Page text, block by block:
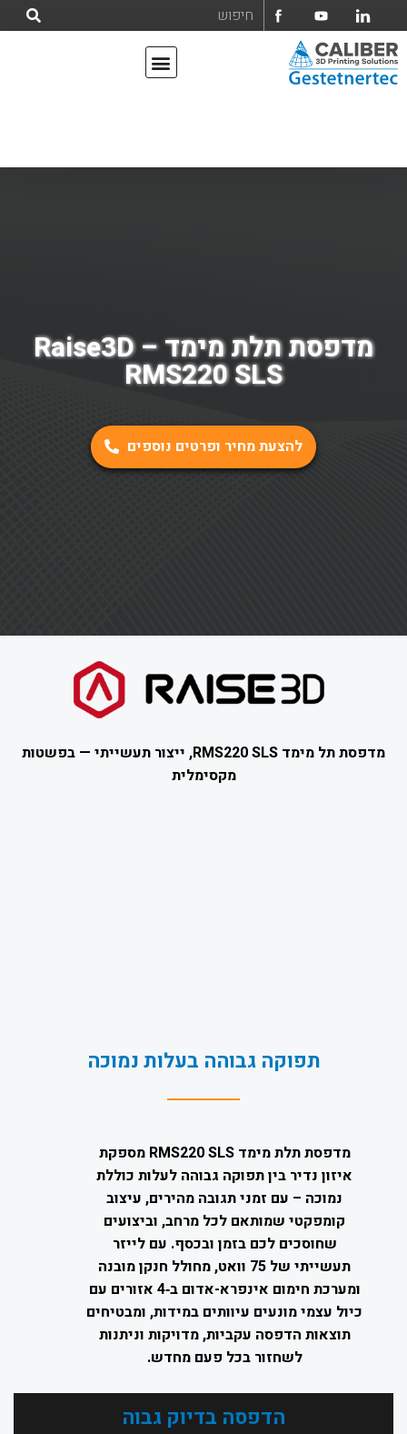
מדפסת תלת מימד Raise3D –
RMS220 SLS
להצעת מחיר ופרטים נוספים
מדפסת תל מימד RMS220 SLS, ייצור תעשייתי — בפשטות
מקסימלית
תפוקה גבוהה בעלות נמוכה
מדפסת תלת מימד RMS220 SLS מספקת
איזון נדיר בין תפוקה גבוהה לעלות כוללת
נמוכה – עם זמני תגובה מהירים, עיצוב
קומפקטי שמותאם לכל מרחב, וביצועים
שחוסכים לכם בזמן ובכסף. עם לייזר
תעשייתי של 75 וואט, מחולל חנקן מובנה
ומערכת חימום אינפרא-אדום ב‑4 אזורים עם
כיול עצמי מונעים עיוותים במידות, ומבטיחים
תוצאות הדפסה עקביות, מדויקות וניתנות
לשחזור בכל פעם מחדש.
הדפסה בדיוק גבוה